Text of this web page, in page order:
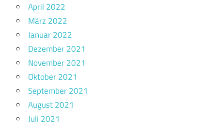
April 2022
März 2022
Januar 2022
Dezember 2021
November 2021
Oktober 2021
September 2021
August 2021
Juli 2021